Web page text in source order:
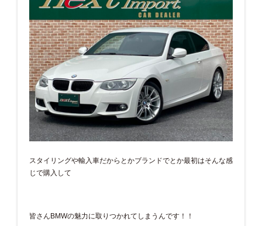
スタイリングや輸入車だからとかブランドでとか最初はそんな感
じで購入して
皆さんBMWの魅力に取りつかれてしまうんです！！